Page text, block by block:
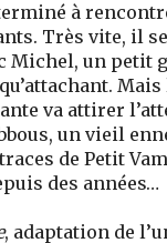
à
Très vite, il
Michel, un petit
va attirer
un vieil
de Petit
des années…
, adaptation de